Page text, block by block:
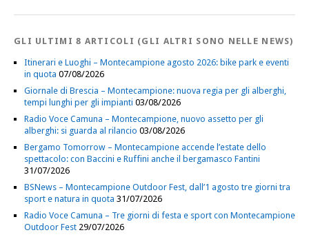
GLI ULTIMI 8 ARTICOLI (GLI ALTRI SONO NELLE NEWS)
Itinerari e Luoghi – Montecampione agosto 2026: bike park e eventi
in quota 07/08/2026
Giornale di Brescia – Montecampione: nuova regia per gli alberghi,
tempi lunghi per gli impianti 03/08/2026
Radio Voce Camuna – Montecampione, nuovo assetto per gli
alberghi: si guarda al rilancio 03/08/2026
Bergamo Tomorrow – Montecampione accende l’estate dello
spettacolo: con Baccini e Ruffini anche il bergamasco Fantini
31/07/2026
BSNews – Montecampione Outdoor Fest, dall’1 agosto tre giorni tra
sport e natura in quota 31/07/2026
Radio Voce Camuna – Tre giorni di festa e sport con Montecampione
Outdoor Fest 29/07/2026